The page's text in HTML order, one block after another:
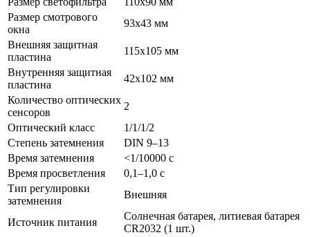
Размер смотрового
окна
93х43 мм
Внешняя защитная
пластина
115х105 мм
Внутренняя защитная
пластина
42х102 мм
Количество оптических
сенсоров
2
Оптический класс
1/1/1/2
Степень затемнения
DIN 9–13
Время затемнения
<1/10000 с
Время просветления
0,1–1,0 с
Тип регулировки
затемнения
Внешняя
Источник питания
Солнечная батарея, литиевая батарея
CR2032 (1 шт.)